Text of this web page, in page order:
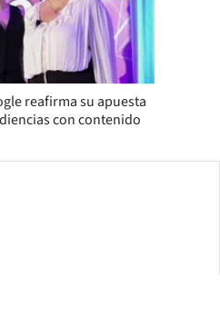
reafirma su apuesta
con contenido